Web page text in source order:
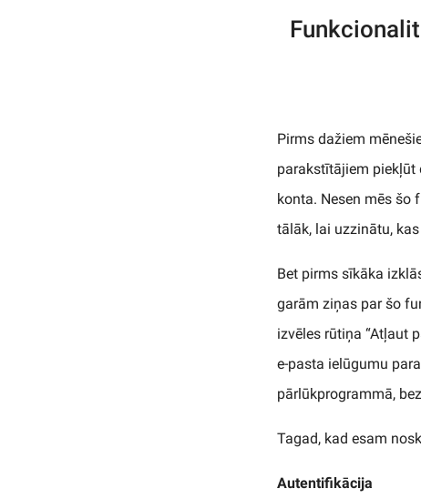
Pirms dažiem
parakstītājiem piekļūt
konta. Nesen mēs šo
tālāk, lai uzzinātu,
Bet pirms sīkāka
garām ziņas par šo
izvēles rūtiņa “Atļaut
e-pasta ielūgumu
pārlūkprogrammā,
Tagad, kad esam
Autentifikācija